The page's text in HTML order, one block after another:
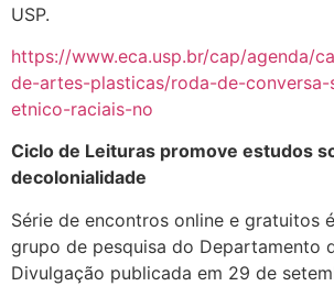
USP.
https://www.eca.usp.br/cap/agenda/
de-artes-plasticas/roda-de-
etnico-raciais-no
Ciclo de Leituras promove estudos
decolonialidade
Série de encontros online e gratuitos
grupo de pesquisa do Departamento
Divulgação publicada em 29 de